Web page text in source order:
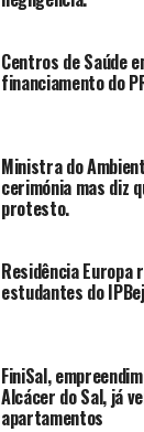
Centros de Saúde
financiamento do
Ministra do
cerimónia mas diz
protesto.
Residência Europa
estudantes do
FiniSal,
Alcácer do Sal, já
apartamentos